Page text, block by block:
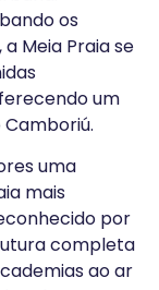
os
Meia Praia se
um
uma
mais
por
completa
ao ar